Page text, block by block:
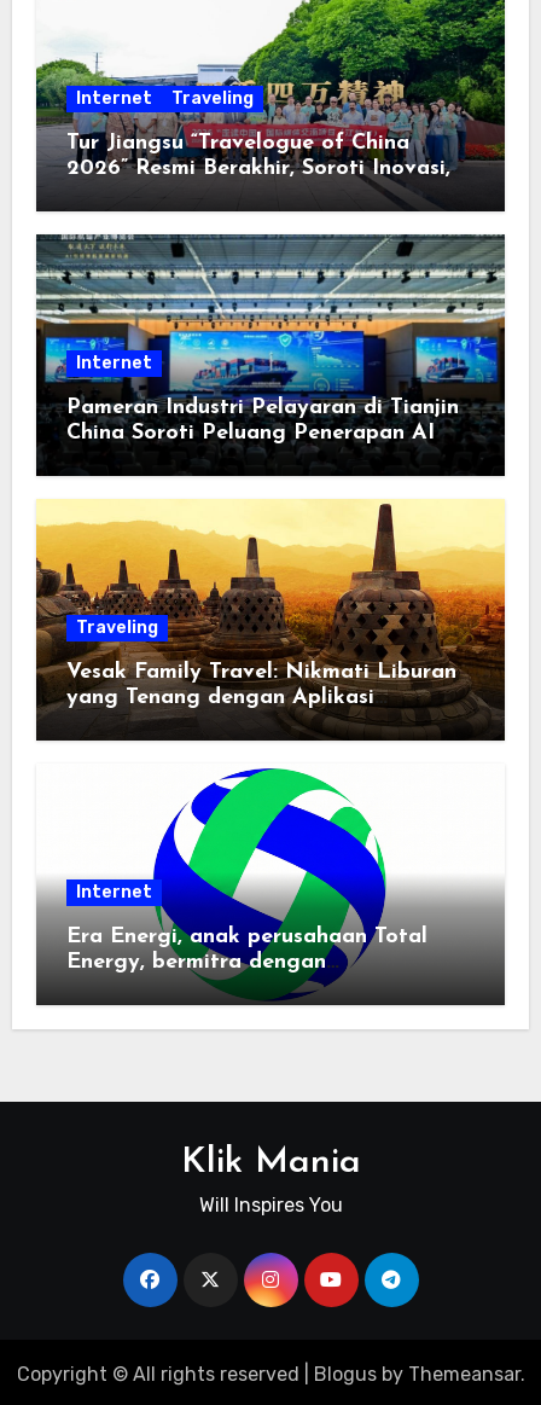
Internet Traveling
Tur Jiangsu “Travelogue of China
2026” Resmi Berakhir, Soroti Inovasi,
Keterbukaan, dan Pembangunan
Berorientasi pada Masyarakat
Internet
Pameran Industri Pelayaran di Tianjin
China Soroti Peluang Penerapan AI
Traveling
Vesak Family Travel: Nikmati Liburan
yang Tenang dengan Aplikasi
Pemindai PDF
Internet
Era Energi, anak perusahaan Total
Energy, bermitra dengan
Zhuochuangtong untuk mempercepat
Klik Mania
Will Inspires You
Copyright © All rights reserved Blogusby Themeansar.